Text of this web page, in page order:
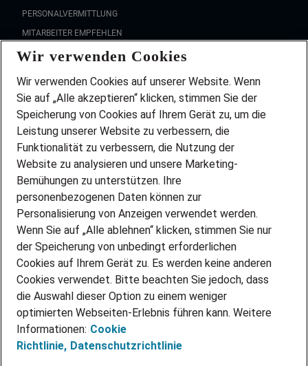
PERSONALVERMITTLUNG
MITARBEITER EMPFEHLEN
FAQ
Wir stellen ein!
DEINE BERUFSGRUPPE
DEINE LEBENSSITUATION
PARTNERSHIP WITH AIRBUS
INITIATIV BEWERBEN
ÜBER UNS
STANDORTE
BLOG
PRESSE
KONTAKT
@Adecco 2026
IMPRESSUM
DATENSCHUTZ
Wir verwenden Cookies
Wir verwenden Cookies auf unserer Website. Wenn
Sie auf „Alle akzeptieren“ klicken, stimmen Sie der
Speicherung von Cookies auf Ihrem Gerät zu, um die
Leistung unserer Website zu verbessern, die
Funktionalität zu verbessern, die Nutzung der
Website zu analysieren und unsere Marketing-
Bemühungen zu unterstützen. Ihre
personenbezogenen Daten können zur
Personalisierung von Anzeigen verwendet werden.
Wenn Sie auf „Alle ablehnen“ klicken, stimmen Sie nur
der Speicherung von unbedingt erforderlichen
Cookies auf Ihrem Gerät zu. Es werden keine anderen
Cookies verwendet. Bitte beachten Sie jedoch, dass
die Auswahl dieser Option zu einem weniger
optimierten Webseiten-Erlebnis führen kann. Weitere
Informationen: Cookie
Richtlinie, Datenschutzrichtlinie